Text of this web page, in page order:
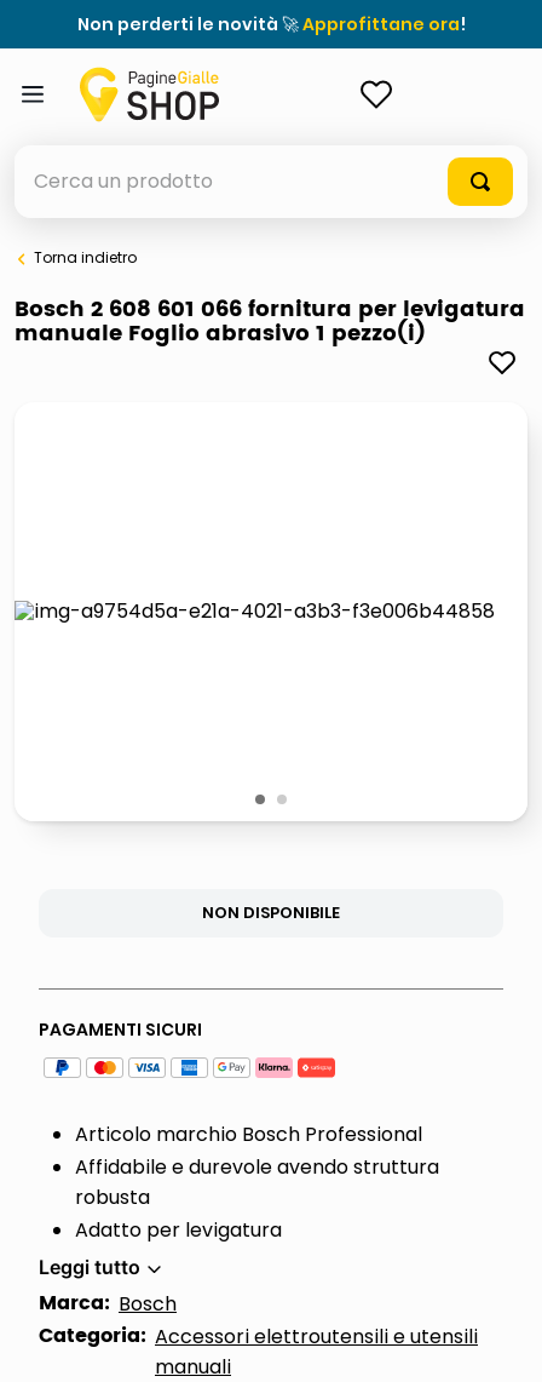
Non perderti le novità 🚀Approfittane ora!
elenchi telefonici
orologio parete
Torna indietro
Bosch 2 608 601 066 fornitura per levigatura
manuale Foglio abrasivo 1 pezzo(i)
1 2
NON DISPONIBILE
PAGAMENTI SICURI
Articolo marchio Bosch Professional
Affidabile e durevole avendo struttura
robusta
Adatto per levigatura
Leggi tutto
Marca: Bosch
Categoria: Accessori elettroutensili e utensili
manuali